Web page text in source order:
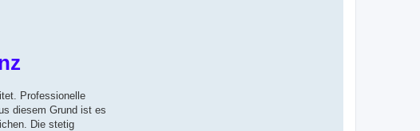
Professionelle
diesem Grund ist es
Die stetig